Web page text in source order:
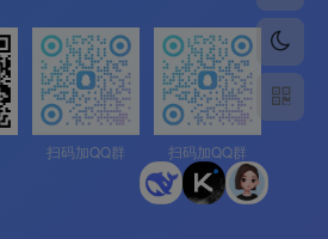
扫码加QQ群 扫码加QQ群